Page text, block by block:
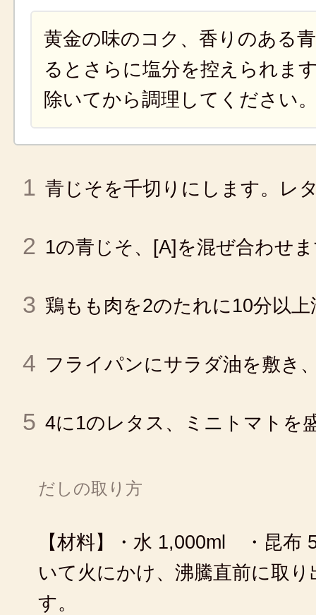
黄金の味のコク、香りのある
るとさらに塩分を控えられま
除いてから調理してください
1 青じそを千切りにします。レ
2 1の青じそ、[A]を混ぜ合わせ
3 鶏もも肉を2のたれに10分以
4 フライパンにサラダ油を敷き
5 4に1のレタス、ミニトマトを
だしの取り方
【材料】・水 1,000ml ・昆
いて火にかけ、沸騰直前に取
す。